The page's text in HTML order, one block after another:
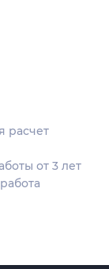
расчет
от 3 лет